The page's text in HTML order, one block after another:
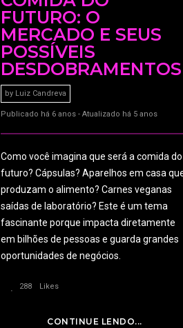
FUTURO: O
MERCADO E SEUS
POSSÍVEIS
DESDOBRAMENTOS
by Luiz Candreva
Publicado há 6 anos - Atualizado há 5 anos
Como você imagina que será a comida do
futuro? Cápsulas? Aparelhos em casa
produzam o alimento? Carnes veganas
saídas de laboratório? Este é um tema
fascinante porque impacta diretamente
em bilhões de pessoas e guarda grandes
oportunidades de negócios.
288 Likes
CONTINUE LENDO...